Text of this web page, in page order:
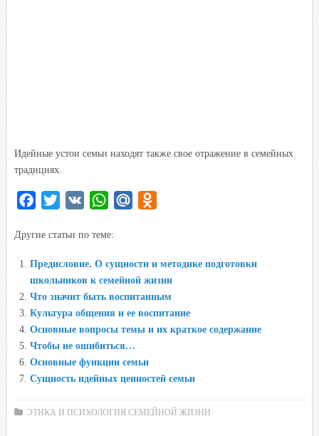
Идейные устои семьи находят также свое отражение в семейных
традициях.
c
o
o
k
i
e
r
W
a
A
p
p
R
u
l
a
s
i
Другие статьи по теме:
Предисловие. О сущности и методике подготовки
школьников к семейной жизни
Что значит быть воспитанным
Культура общения и ее воспитание
Основные вопросы темы и их краткое содержание
Чтобы не ошибиться…
Основные функции семьи
Сущность идейных ценностей семьи
ЭТИКА И ПСИХОЛОГИЯ СЕМЕЙНОЙ ЖИЗНИ